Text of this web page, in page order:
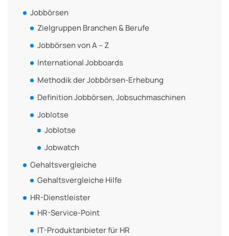
Jobbörsen
Zielgruppen Branchen & Berufe
Jobbörsen von A – Z
International Jobboards
Methodik der Jobbörsen-Erhebung
Definition Jobbörsen, Jobsuchmaschinen
Joblotse
Joblotse
Jobwatch
Gehaltsvergleiche
Gehaltsvergleiche Hilfe
HR-Dienstleister
HR-Service-Point
IT-Produktanbieter für HR